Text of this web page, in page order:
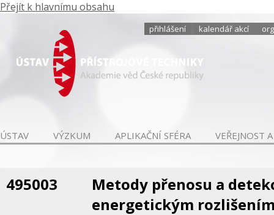
Přejít k hlavnímu obsahu
přihlášení kalendář akcí
ÚSTAV VÝZKUM APLIKAČNÍ SFÉRA VEŘEJNOST
495003
Metody přenosu a
energetickým